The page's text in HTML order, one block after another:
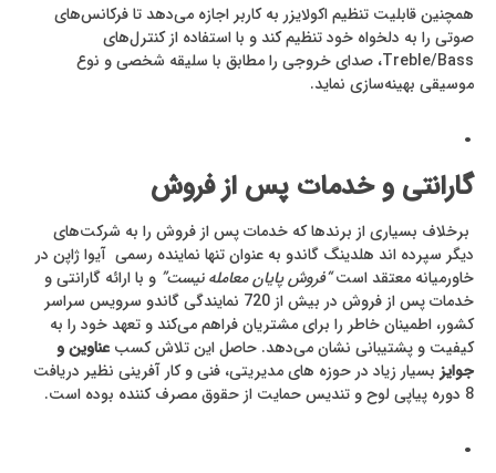
همچنین قابلیت تنظیم اکولایزر به کاربر اجازه می‌دهد تا فرکانس‌های
صوتی را به دلخواه خود تنظیم کند و با استفاده از کنترل‌های
Treble/Bass، صدای خروجی را مطابق با سلیقه شخصی و نوع
موسیقی بهینه‌سازی نماید.
.
گارانتی و خدمات پس از فروش
برخلاف بسیاری از برندها که خدمات پس از فروش را به شرکت‌های
دیگر سپرده اند هلدینگ گاندو به عنوان تنها نماینده رسمی آیوا ژاپن در
خاورمیانه معتقد است“فروش پایان معامله نیست” و با ارائه گارانتی و
خدمات پس از فروش در بیش از 720 نمایندگی گاندو سرویس سراسر
کشور، اطمینان خاطر را برای مشتریان فراهم می‌کند و تعهد خود را به
کیفیت و پشتیبانی نشان می‌دهد. حاصل این تلاش کسب عناوین و
جوایز بسیار زیاد در حوزه های مدیریتی، فنی و کار آفرینی نظیر دریافت
8 دوره پیاپی لوح و تندیس حمایت از حقوق مصرف کننده بوده است.
.